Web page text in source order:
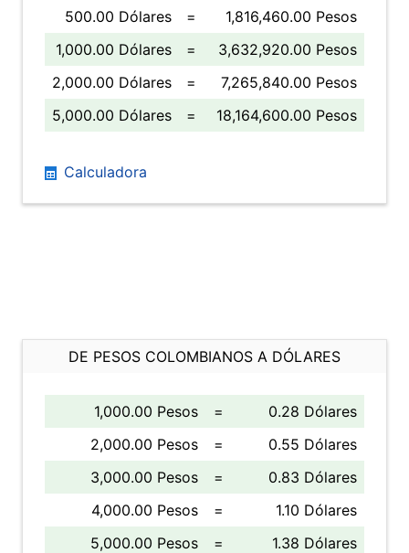
500.00 Dólares
=
1,816,460.00 Pesos
1,000.00 Dólares
=
3,632,920.00 Pesos
2,000.00 Dólares
=
7,265,840.00 Pesos
5,000.00 Dólares
= 18,164,600.00 Pesos
Calculadora
DE PESOS COLOMBIANOS A DÓLARES
1,000.00 Pesos =
0.28 Dólares
2,000.00 Pesos
=
0.55 Dólares
3,000.00 Pesos
=
0.83 Dólares
4,000.00 Pesos
=
1.10 Dólares
5,000.00 Pesos
=
1.38 Dólares